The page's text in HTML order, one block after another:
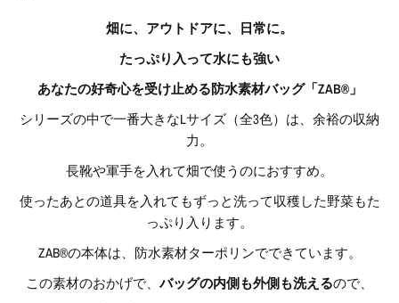
畑に、アウトドアに、日常に。
たっぷり入って水にも強い
あなたの好奇心を受け止める防水素材バッグ「ZAB®︎」
シリーズの中で一番大きなLサイズ（全3色）は、余裕の収納
力。
長靴や軍手を入れて畑で使うのにおすすめ。
使ったあとの道具を入れてもずっと洗って収穫した野菜もた
っぷり入ります。
ZAB®︎の本体は、防水素材ターポリンでできています。
この素材のおかげで、バッグの内側も外側も洗えるので、